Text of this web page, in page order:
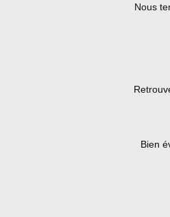
Nous
Bien